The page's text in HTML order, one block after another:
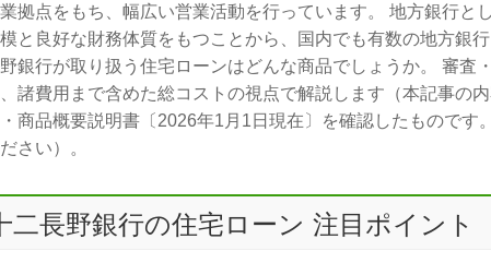
拠点をもち、幅広い営業活動を行っています。 地方銀行と
と良好な財務体質をもつことから、国内でも有数の地方銀
銀行が取り扱う住宅ローンはどんな商品でしょうか。 審査
諸費用まで含めた総コストの視点で解説します（本記事の
商品概要説明書〔2026年1月1日現在〕を確認したものです
さい）。
二長野銀行の住宅ローン 注目ポイント